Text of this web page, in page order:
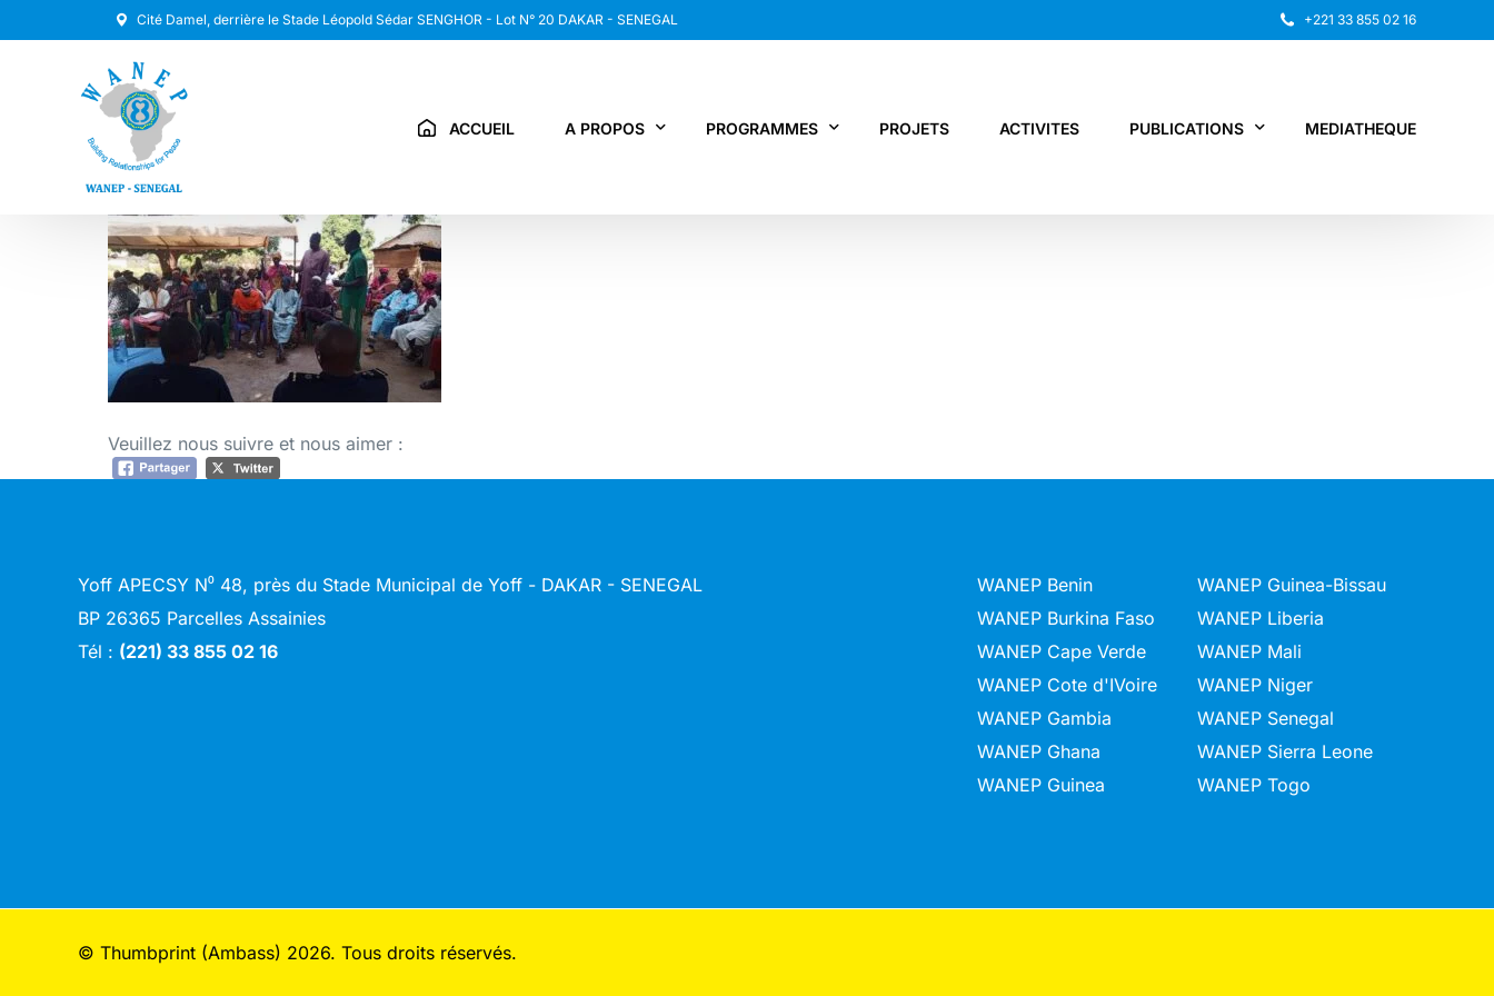
Cité Damel, derrière le Stade Léopold Sédar SENGHOR - Lot N° 20 DAKAR - SENEGAL +221 33 855 02 16
ACCUEIL A PROPOS PROGRAMMES PROJETS ACTIVITES PUBLICATIONS MEDIATHEQUE
Veuillez nous suivre et nous aimer :
Yoff APECSY N⁰ 48, près du Stade Municipal de Yoff - DAKAR - SENEGAL
BP 26365 Parcelles Assainies
Tél : (221) 33 855 02 16
WANEP Benin
WANEP Burkina Faso
WANEP Cape Verde
WANEP Cote d'IVoire
WANEP Gambia
WANEP Ghana
WANEP Guinea
WANEP Guinea-Bissau
WANEP Liberia
WANEP Mali
WANEP Niger
WANEP Senegal
WANEP Sierra Leone
WANEP Togo
© Thumbprint (Ambass) 2026. Tous droits réservés.